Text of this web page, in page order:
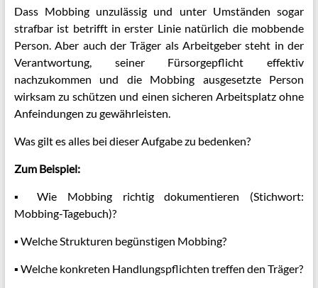
Dass Mobbing unzulässig und unter Umständen sogar
strafbar ist betrifft in erster Linie natürlich die mobbende
Person. Aber auch der Träger als Arbeitgeber steht in der
Verantwortung, seiner Fürsorgepflicht effektiv
nachzukommen und die Mobbing ausgesetzte Person
wirksam zu schützen und einen sicheren Arbeitsplatz ohne
Anfeindungen zu gewährleisten.
Was gilt es alles bei dieser Aufgabe zu bedenken?
Zum Beispiel:
▪ Wie Mobbing richtig dokumentieren (Stichwort:
Mobbing-Tagebuch)?
▪ Welche Strukturen begünstigen Mobbing?
▪ Welche konkreten Handlungspflichten treffen den Träger?